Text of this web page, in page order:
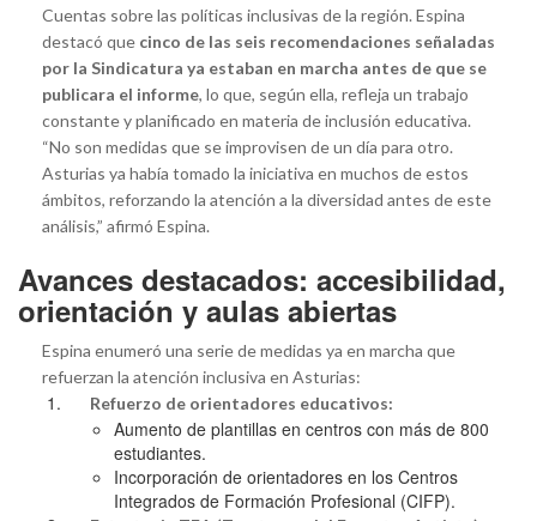
Cuentas sobre las políticas inclusivas de la región. Espina
destacó que cinco de las seis recomendaciones señaladas
por la Sindicatura ya estaban en marcha antes de que se
publicara el informe, lo que, según ella, refleja un trabajo
constante y planificado en materia de inclusión educativa.
“No son medidas que se improvisen de un día para otro.
Asturias ya había tomado la iniciativa en muchos de estos
ámbitos, reforzando la atención a la diversidad antes de este
análisis,” afirmó Espina.
Avances destacados: accesibilidad,
orientación y aulas abiertas
Espina enumeró una serie de medidas ya en marcha que
refuerzan la atención inclusiva en Asturias:
Refuerzo de orientadores educativos:
Aumento de plantillas en centros con más de 800
estudiantes.
Incorporación de orientadores en los Centros
Integrados de Formación Profesional (CIFP).